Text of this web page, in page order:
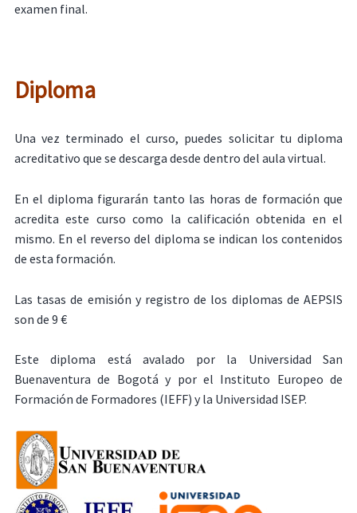
examen final.
Diploma
Una vez terminado el curso, puedes solicitar tu diploma
acreditativo que se descarga desde dentro del aula virtual.
En el diploma figurarán tanto las horas de formación que
acredita este curso como la calificación obtenida en el
mismo. En el reverso del diploma se indican los contenidos
de esta formación.
Las tasas de emisión y registro de los diplomas de AEPSIS
son de 9 €
Este diploma está avalado por la Universidad San
Buenaventura de Bogotá y por el Instituto Europeo de
Formación de Formadores (IEFF) y la Universidad ISEP.